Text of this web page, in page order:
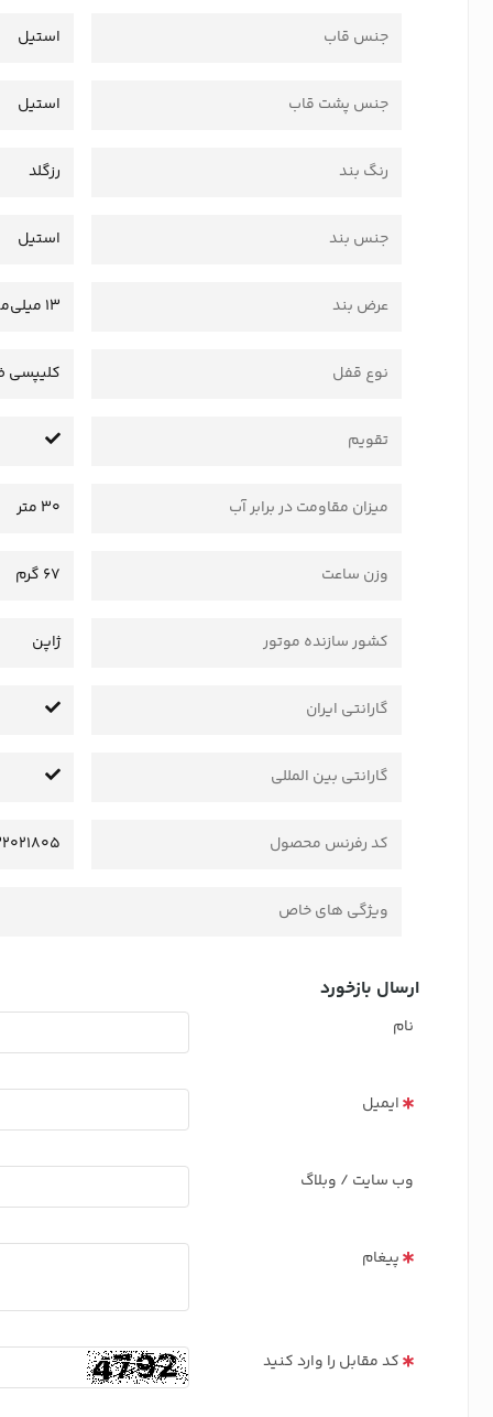
جنس قاب استیل
جنس پشت قاب استیل
رنگ بند رزگلد
جنس بند استیل
عرض بند 13 میلی‌متر
نوع قفل کلیپسی
تقویم
میزان مقاومت در برابر آب 30 متر
وزن ساعت 67 گرم
کشور سازنده موتور ژاپن
گارانتی ایران
گارانتی بین المللی
کد رفرنس محصول
ویژگی های خاص
ارسال بازخورد
نام
ایمیل
وب سایت / وبلاگ
پیغام
کد مقابل را وارد کنید